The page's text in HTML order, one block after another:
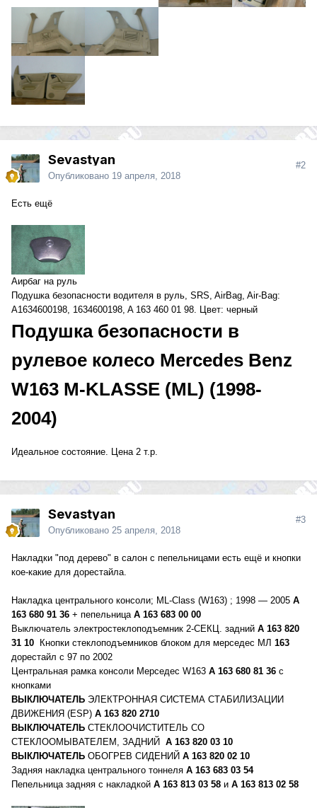
Sevastyan
Опубликовано 19 апреля, 2018
#2
Есть ещё
Аирбаг на руль
Подушка безопасности водителя в руль, SRS, AirBag, Air-Bag:
A1634600198, 1634600198, A 163 460 01 98. Цвет: черный
Подушка безопасности в
рулевое колесо Mercedes Benz
W163 M-KLASSE (ML) (1998-
2004)
Идеальное состояние. Цена 2 т.р.
Sevastyan
Опубликовано 25 апреля, 2018
#3
Накладки "под дерево" в салон с пепельницами есть ещё и кнопки
кое-какие для дорестайла.
Накладка центрального консоли; ML-Class (W163) ; 1998 — 2005 A
163 680 91 36 + пепельница A 163 683 00 00
Выключатель электростеклоподъемник 2-СЕКЦ. задний A 163 820
31 10 Кнопки стеклоподъемников блоком для мерседес МЛ 163
дорестайл с 97 по 2002
Центральная рамка консоли Мерседес W163 A 163 680 81 36 с
кнопками
ВЫКЛЮЧАТЕЛЬ ЭЛЕКТРОННАЯ СИСТЕМА СТАБИЛИЗАЦИИ
ДВИЖЕНИЯ (ESP) A 163 820 2710
ВЫКЛЮЧАТЕЛЬ СТЕКЛООЧИСТИТЕЛЬ СО
СТЕКЛООМЫВАТЕЛЕМ, ЗАДНИЙ A 163 820 03 10
ВЫКЛЮЧАТЕЛЬ ОБОГРЕВ СИДЕНИЙ A 163 820 02 10
Задняя накладка центрального тоннеля A 163 683 03 54
Пепельница задняя с накладкой A 163 813 03 58 и A 163 813 02 58